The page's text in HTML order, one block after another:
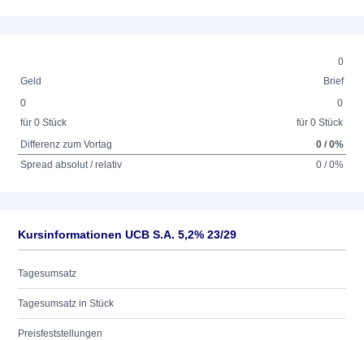
0
Geld
Brief
0
für 0 Stück
0
für 0 Stück
Differenz zum Vortag
0 / 0%
Spread absolut / relativ
0 / 0%
Kursinformationen UCB S.A. 5,2% 23/29
Tagesumsatz
Tagesumsatz in Stück
Preisfeststellungen